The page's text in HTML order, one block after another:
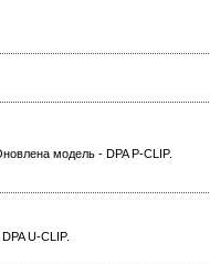
модель - DPA P-CLIP.
U-CLIP.